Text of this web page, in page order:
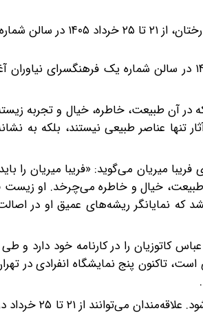
نمایشگاه نقاشی‌های فریبا میریان با ۳۵ اثر از مجموعه درختان، از ۲۱ تا ۲۵
نمایشگاه نقاشی‌های فریبا میریان با عنوان «شاخه همخون» از پنجشنبه ۲۱ خرداد ۱۴۰۵ در سالن شماره یک
که در آن طبیعت، خاطره، خیال و تجربه
تنها عناصر طبیعی نیستند، بلکه به
میریان می‌گوید: «فریبا میریان را
طبیعت، خیال و خاطره می‌چرخد. او
که نمایانگر ریشه‌های عمیق او در
کاتوزیان را در کارنامه خود دارد و
تاکنون پنج نمایشگاه انفرادی در
افتتاحیه نمایشگاه «شاخه همخون» روز پنجشنبه ۲۱ خرداد، از